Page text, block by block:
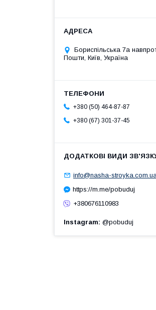
Бориспільська 7а
Пошти, Київ, Україна
+380 (50) 464-87-87
+380 (67) 301-37-45
info@nasha-stroyka.com.ua
https://m.me/pobuduj
+380676110983
Instagram @pobuduj